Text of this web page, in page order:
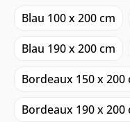
Blau 100 x 200 cm
Blau 190 x 200 cm
Bordeaux 150 x 200
Bordeaux 190 x 200